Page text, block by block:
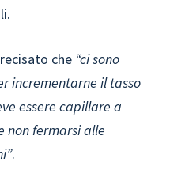
che “ci sono
incrementarne il tasso
essere capillare a
non fermarsi alle
.